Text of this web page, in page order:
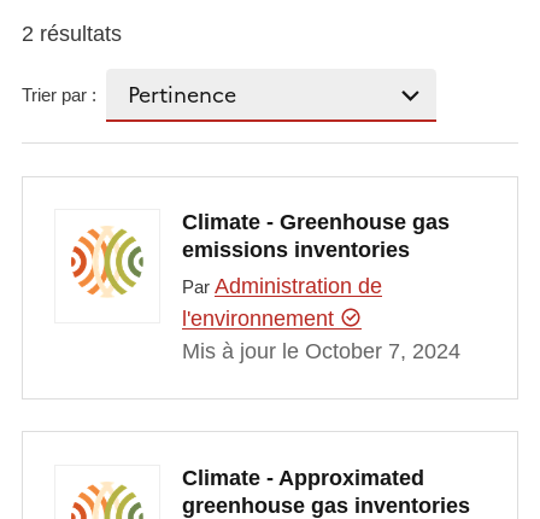
2 résultats
Trier par :
Climate - Greenhouse gas
emissions inventories
Par Administration de
l'environnement
Mis à jour le October 7, 2024
Climate - Approximated
greenhouse gas inventories